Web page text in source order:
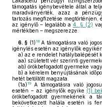
támogatás igénybevétele által a
maradványérték, azaz a
tartozás megfizetése
az igénylő – legalább a 4. § (2)
mértékben – megszerezze.
6. § (1) 18A támogatásra való
igénylés esetén az igénylők
a) az e rendelet hatálybalépését
aa) született vér szerinti
ab) örökbefogadott gyermeke vagy
b) a kérelem benyújtásának
hetét betöltött magzata.
(1a) 19
A támogatásra való
esetén − az igénylők egyike (1)
örökbefogadott gyermekének a
bekövetkezett halála esetén is